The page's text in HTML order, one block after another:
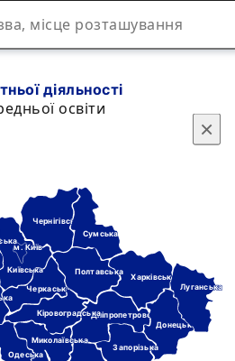
×
діяльності
освіти
Черкаська
Чернігівська
Дніпропетровська
Донецька
Харківська
Кіровоградська
Київська
м. Київ
Луганська
Миколаївська
Одеська
Полтавська
Сумська
Запорізька
×